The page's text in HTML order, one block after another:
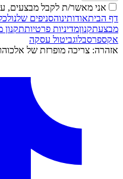
אני מאשר/ת לקבל מבצעים,
דף הביתאודותינוהסניפים שלנו
מבצעתקנוןמדיניות פרטיותתקנון
אקספרסבלוגביטול עסקה
אזהרה: צריכה מופרזת של